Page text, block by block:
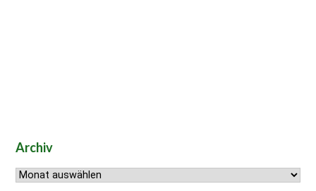
Archiv
Archiv